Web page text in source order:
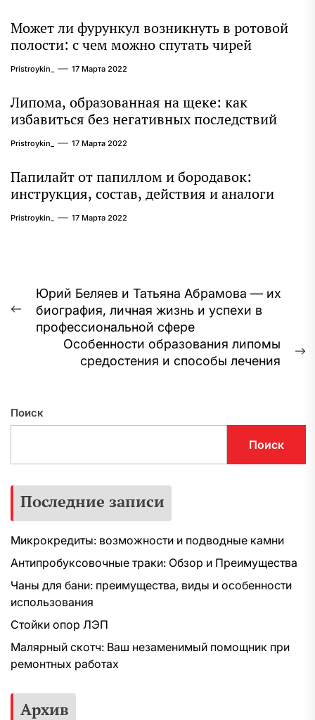
Может ли фурункул возникнуть в ротовой
полости: с чем можно спутать чирей
Pristroykin_ 17 Марта 2022
Липома, образованная на щеке: как
избавиться без негативных последствий
Pristroykin_ 17 Марта 2022
Папилайт от папиллом и бородавок:
инструкция, состав, действия и аналоги
Pristroykin_ 17 Марта 2022
Навигация
по
записям
Предыдущая
запись:
Юрий Беляев и Татьяна Абрамова — их
биография, личная жизнь и успехи в
профессиональной сфере
Особенности образования липомы
средостения и способы лечения
Поиск
Поиск
Последние записи
Микрокредиты: возможности и подводные камни
Антипробуксовочные траки: Обзор и Преимущества
Чаны для бани: преимущества, виды и особенности
использования
Стойки опор ЛЭП
Малярный скотч: Ваш незаменимый помощник при
ремонтных работах
Архив